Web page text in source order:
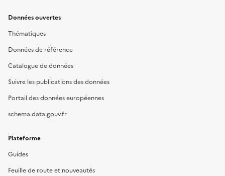
Données ouvertes
Thématiques
Données de référence
Catalogue de données
Suivre les publications des données
Portail des données européennes
schema.data.gouv.fr
Plateforme
Guides
Feuille de route et nouveautés